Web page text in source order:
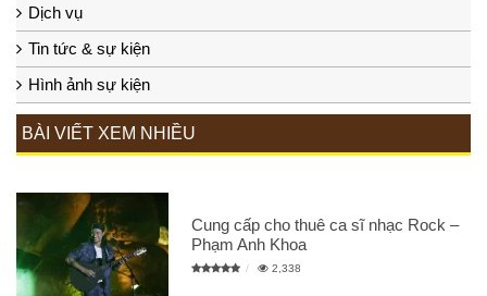
Dịch vụ
Tin tức & sự kiện
Hình ảnh sự kiện
BÀI VIẾT XEM NHIỀU
Cung cấp cho thuê ca sĩ nhạc Rock –
Phạm Anh Khoa
2,338